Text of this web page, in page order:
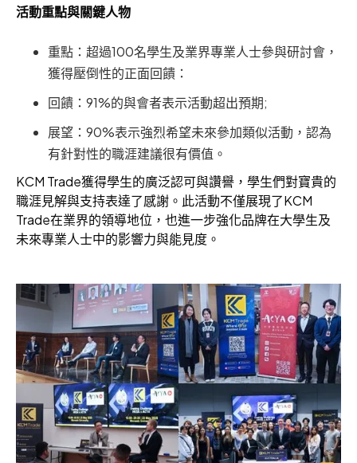
活動重點與關鍵人物
重點：超過100名學生及業界專業人士參與研討會，
獲得壓倒性的正面回饋：
回饋：91%的與會者表示活動超出預期;
展望：90%表示強烈希望未來參加類似活動，認為
有針對性的職涯建議很有價值。
KCM Trade獲得學生的廣泛認可與讚譽，學生們對寶貴的
職涯見解與支持表達了感謝。此活動不僅展現了KCM
Trade在業界的領導地位，也進一步強化品牌在大學生及
未來專業人士中的影響力與能見度。